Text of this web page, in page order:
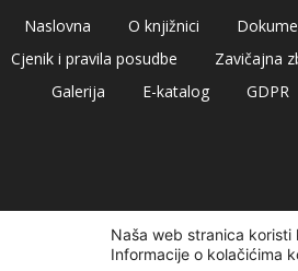
Naslovna O knjižnici
Cjenik i pravila posudbe
Zavičajna
Galerija
E-katalog GDPR
© Narodna knjižnica Vrbovec 2020 | Sva
Naša web stranica
Informacije o kolačićima